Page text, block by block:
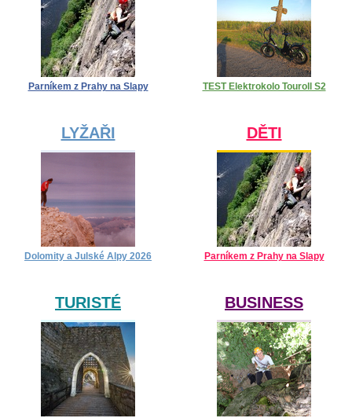
Parníkem z Prahy na Slapy TEST Elektrokolo Touroll S2
LYŽAŘI
Dolomity a Julské Alpy 2026
DĚTI
Parníkem z Prahy na Slapy
TURISTÉ BUSINESS